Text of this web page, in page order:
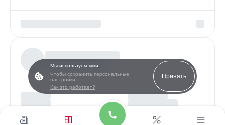
Мы используем куки
Чтобы сохранить персональные
настройки
Как это работает?
Принять